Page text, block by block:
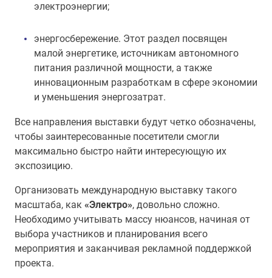
электроэнергии;
энергосбережение. Этот раздел посвящен
малой энергетике, источникам автономного
питания различной мощности, а также
инновационным разработкам в сфере экономии
и уменьшения энергозатрат.
Все направления выставки будут четко обозначены,
чтобы заинтересованные посетители смогли
максимально быстро найти интересующую их
экспозицию.
Организовать международную выставку такого
масштаба, как «Электро», довольно сложно.
Необходимо учитывать массу нюансов, начиная от
выбора участников и планирования всего
мероприятия и заканчивая рекламной поддержкой
проекта.